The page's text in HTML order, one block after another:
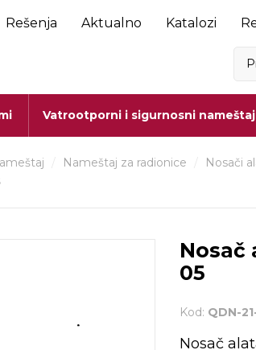
Rešenja Aktualno Katalozi
Vatrootporni i sigurnosni nameštaj
Nameštaj za radionice Nosači
Nosač
05
Kod: QDN-
Nosač